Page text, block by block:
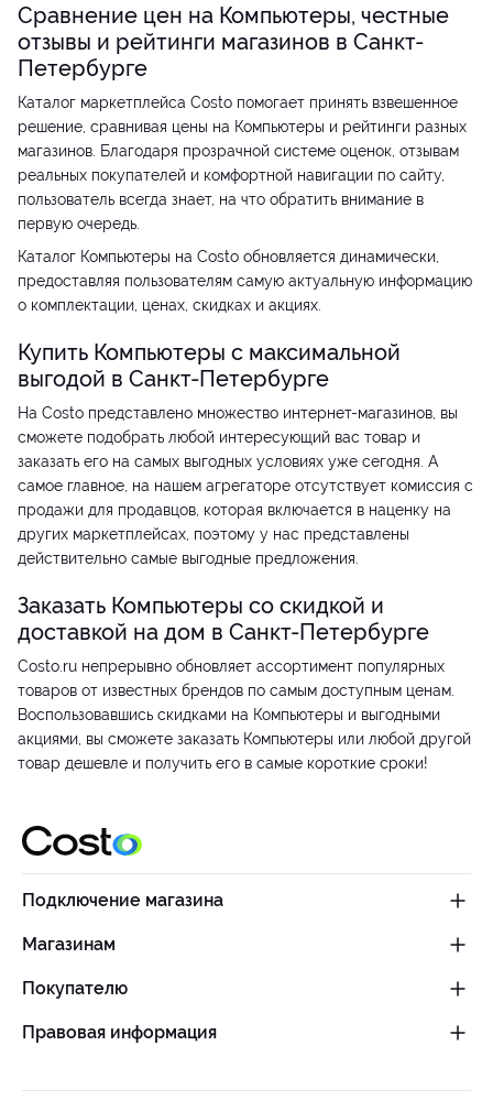
Сравнение цен на Компьютеры, честные
отзывы и рейтинги магазинов в Санкт-
Петербурге
Каталог маркетплейса Costo помогает принять взвешенное
решение, сравнивая цены на Компьютеры и рейтинги разных
магазинов. Благодаря прозрачной системе оценок, отзывам
реальных покупателей и комфортной навигации по сайту,
пользователь всегда знает, на что обратить внимание в
первую очередь.
Каталог Компьютеры на Costo обновляется динамически,
предоставляя пользователям самую актуальную информацию
о комплектации, ценах, скидках и акциях.
Купить Компьютеры с максимальной
выгодой в Санкт-Петербурге
На Costo представлено множество интернет-магазинов, вы
сможете подобрать любой интересующий вас товар и
заказать его на самых выгодных условиях уже сегодня. А
самое главное, на нашем агрегаторе отсутствует комиссия с
продажи для продавцов, которая включается в наценку на
других маркетплейсах, поэтому у нас представлены
действительно самые выгодные предложения.
Заказать Компьютеры со скидкой и
доставкой на дом в Санкт-Петербурге
Costo.ru непрерывно обновляет ассортимент популярных
товаров от известных брендов по самым доступным ценам.
Воспользовавшись скидками на Компьютеры и выгодными
акциями, вы сможете заказать Компьютеры или любой другой
товар дешевле и получить его в самые короткие сроки!
Правовая информация
Покупателю
Магазинам
Подключение магазина